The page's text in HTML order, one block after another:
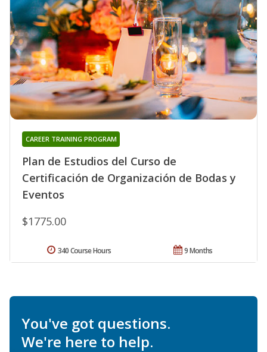
Plan de Estudios del Curso de
Certificación de Organización de Bodas y
Eventos
CAREER TRAINING PROGRAM
$1775.00
9 Months
340 Course Hours
You've got questions.
We're here to help.